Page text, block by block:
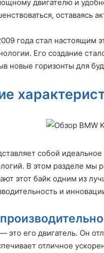
двигателю и
оставаясь
года стал
Его создание
новые горизонты для
собой
В этом разделе мы
этот байк одним из
и
это его двигатель. Он
отличное